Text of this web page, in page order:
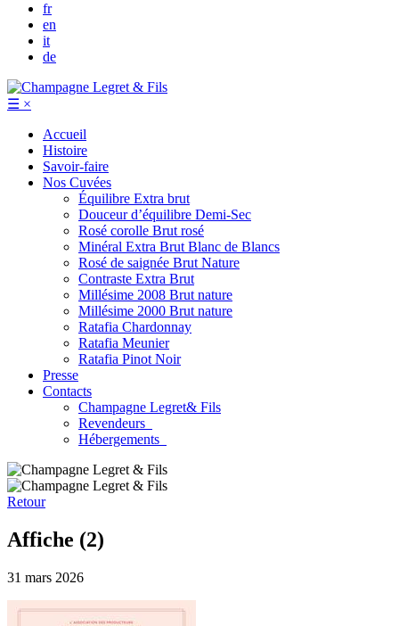
fr
en
it
de
☰ ×
Accueil
Histoire
Savoir-faire
Nos Cuvées
Équilibre Extra brut
Douceur d’équilibre Demi-Sec
Rosé corolle Brut rosé
Minéral Extra Brut Blanc de Blancs
Rosé de saignée Brut Nature
Contraste Extra Brut
Millésime 2008 Brut nature
Millésime 2000 Brut nature
Ratafia Chardonnay
Ratafia Meunier
Ratafia Pinot Noir
Presse
Contacts
Champagne Legret& Fils
Revendeurs
Hébergements
Retour
Affiche (2)
31 mars 2026